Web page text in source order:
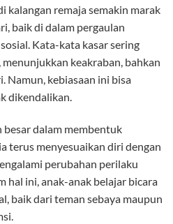
kalangan remaja semakin marak
baik di dalam pergaulan
Kata-kata kasar sering
keakraban, bahkan
Namun, kebiasaan ini bisa
dikendalikan.
besar dalam membentuk
terus menyesuaikan diri dengan
perubahan perilaku
hal ini, anak-anak belajar bicara
baik dari teman sebaya maupun